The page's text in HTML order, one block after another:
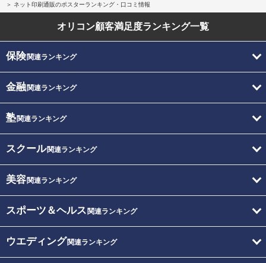
ネット印刷通販のポスターランキング・口コミ情報
オリコン顧客満足度ランキング一覧
保険関連ランキング
金融関連ランキング
塾関連ランキング
スクール関連ランキング
美容関連ランキング
スポーツ＆ヘルス 関連ランキング
ウエディング関連ランキング